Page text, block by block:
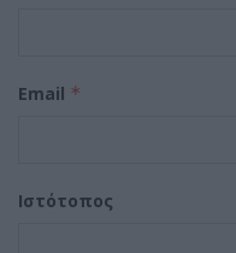
Email *
Ιστότοπος